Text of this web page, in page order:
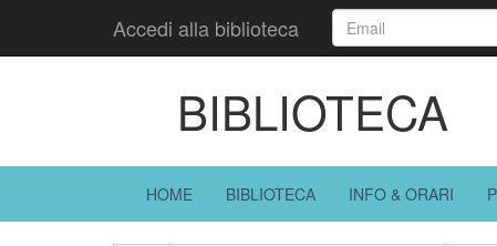
Accedi alla biblioteca
BIBLIOTECA
HOME BIBLIOTECA INFO & ORARI